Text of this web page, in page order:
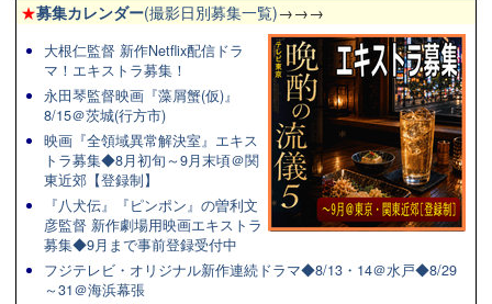
★募集カレンダー(撮影日別募集一覧)→→→
大根仁監督 新作Netflix配信ドラ
マ！エキストラ募集！
永田琴監督映画『藻屑蟹(仮)』
8/15＠茨城(行方市)
映画『全領域異常解決室』エキス
トラ募集◆8月初旬～9月末頃＠関
東近郊【登録制】
『八犬伝』『ピンポン』の曽利文
彦監督 新作劇場用映画エキストラ
募集◆9月まで事前登録受付中
フジテレビ・オリジナル新作連続ドラマ◆8/13・14＠水戸◆8/29
～31＠海浜幕張